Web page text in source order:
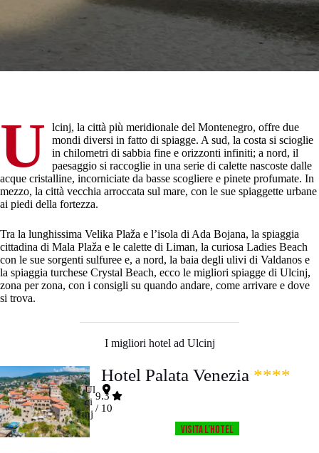
U
lcinj, la città più meridionale del Montenegro, offre due
mondi diversi in fatto di spiagge. A sud, la costa si scioglie
in chilometri di sabbia fine e orizzonti infiniti; a nord, il
paesaggio si raccoglie in una serie di calette nascoste dalle
acque cristalline, incorniciate da basse scogliere e pinete profumate. In
mezzo, la città vecchia arroccata sul mare, con le sue spiaggette urbane
ai piedi della fortezza.
Tra la lunghissima Velika Plaža e l’isola di Ada Bojana, la spiaggia
cittadina di Mala Plaža e le calette di Liman, la curiosa Ladies Beach
con le sue sorgenti sulfuree e, a nord, la baia degli ulivi di Valdanos e
la spiaggia turchese Crystal Beach, ecco le migliori spiagge di Ulcinj,
zona per zona, con i consigli su quando andare, come arrivare e dove
si trova.
I migliori hotel ad Ulcinj
Hotel Palata Venezia ****
Ul
ci
nj
9.3
/ 10
Visita l’HOTEL